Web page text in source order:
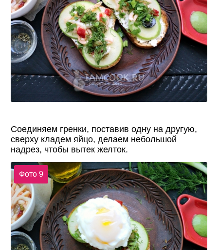
Соединяем гренки, поставив одну на другую,
сверху кладем яйцо, делаем небольшой
надрез, чтобы вытек желток.
Фото 9